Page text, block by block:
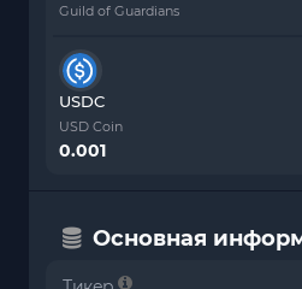
Guild of Guardians
USDC
USD Coin
0.001
Основная